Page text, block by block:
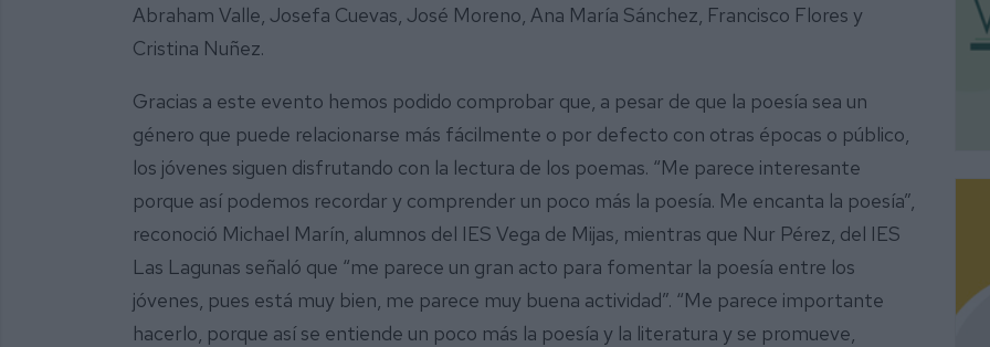
Abraham Valle, Josefa Cuevas, José Moreno, Ana María Sánchez, Francisco Flores y
Cristina Nuñez.
Gracias a este evento hemos podido comprobar que, a pesar de que la poesía sea un
género que puede relacionarse más fácilmente o por defecto con otras épocas o público,
los jóvenes siguen disfrutando con la lectura de los poemas. “Me parece interesante
porque así podemos recordar y comprender un poco más la poesía. Me encanta la poesía”,
reconoció Michael Marín, alumnos del IES Vega de Mijas, mientras que Nur Pérez, del IES
Las Lagunas señaló que “me parece un gran acto para fomentar la poesía entre los
jóvenes, pues está muy bien, me parece muy buena actividad”. “Me parece importante
hacerlo, porque así se entiende un poco más la poesía y la literatura y se promueve,